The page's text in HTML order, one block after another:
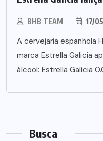
BHB TEAM 17/
A cervejaria espanhola
marca Estrella Galicia
álcool: Estrella Galicia
Busca